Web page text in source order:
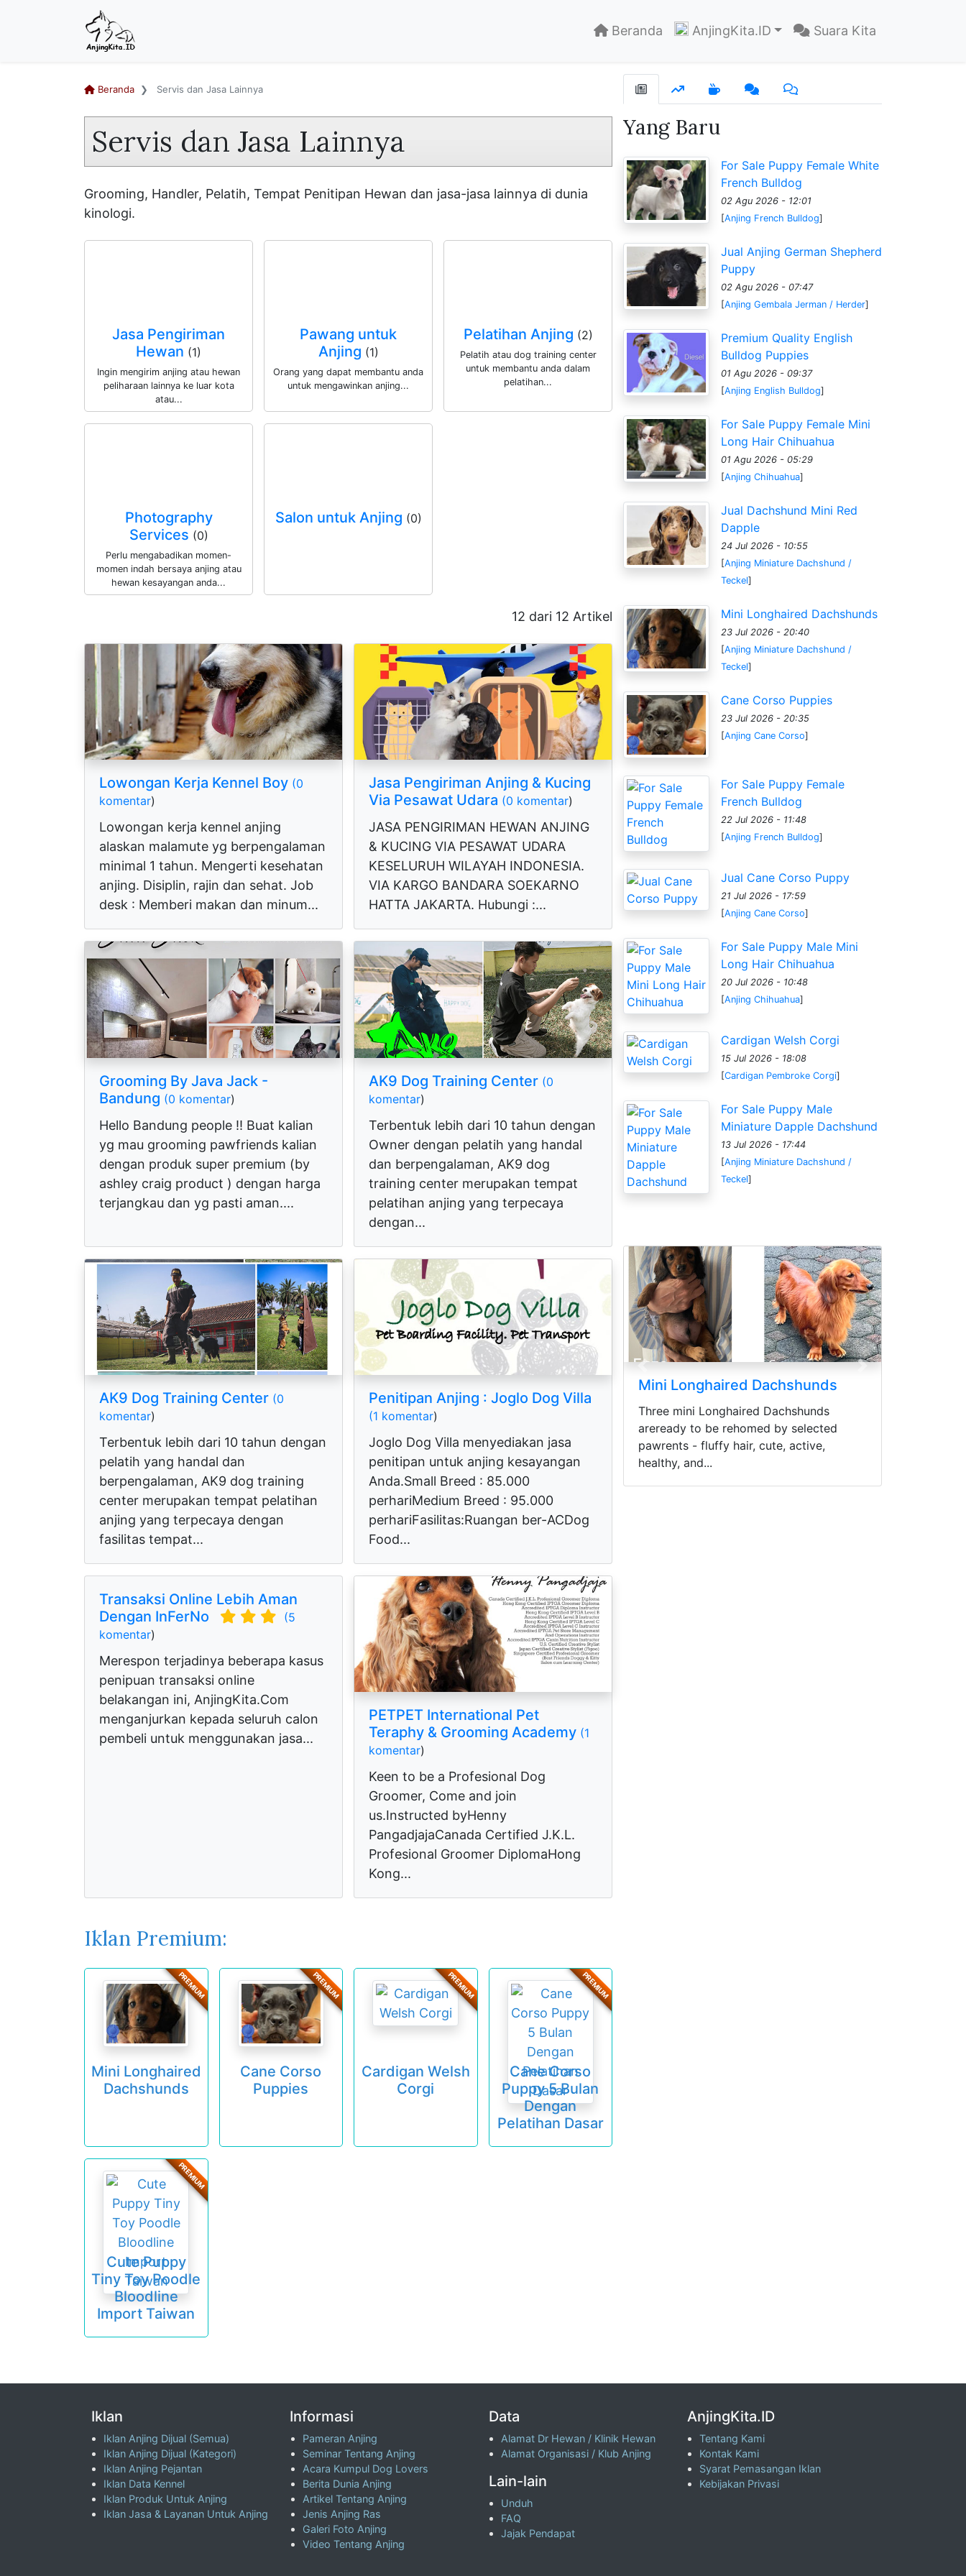
Beranda AnjingKita.ID Suara Kita
Beranda Servis dan Jasa Lainnya
Servis dan Jasa Lainnya
Grooming, Handler, Pelatih, Tempat Penitipan Hewan dan jasa-jasa lainnya di dunia
kinologi.
Jasa Pengiriman
Hewan (1)
Ingin mengirim anjing atau hewan
peliharaan lainnya ke luar kota
atau...
Pawang untuk
Anjing (1)
Orang yang dapat membantu anda
untuk mengawinkan anjing...
Pelatihan Anjing (2)
Pelatih atau dog training center
untuk membantu anda dalam
pelatihan...
Photography
Services (0)
Perlu mengabadikan momen-
momen indah bersaya anjing atau
hewan kesayangan anda...
Salon untuk Anjing (0)
12 dari 12 Artikel
Lowongan Kerja Kennel Boy (0
komentar)
Lowongan kerja kennel anjing
alaskan malamute yg berpengalaman
minimal 1 tahun. Mengerti kesehatan
anjing. Disiplin, rajin dan sehat. Job
desk : Memberi makan dan minum...
Jasa Pengiriman Anjing & Kucing
Via Pesawat Udara (0 komentar)
JASA PENGIRIMAN HEWAN ANJING
& KUCING VIA PESAWAT UDARA
KESELURUH WILAYAH INDONESIA.
VIA KARGO BANDARA SOEKARNO
HATTA JAKARTA. Hubungi :...
Grooming By Java Jack -
Bandung (0 komentar)
Hello Bandung people !! Buat kalian
yg mau grooming pawfriends kalian
dengan produk super premium (by
ashley craig product ) dengan harga
terjangkau dan yg pasti aman....
AK9 Dog Training Center (0
komentar)
Terbentuk lebih dari 10 tahun dengan
Owner dengan pelatih yang handal
dan berpengalaman, AK9 dog
training center merupakan tempat
pelatihan anjing yang terpecaya
dengan...
AK9 Dog Training Center (0
komentar)
Terbentuk lebih dari 10 tahun dengan
pelatih yang handal dan
berpengalaman, AK9 dog training
center merupakan tempat pelatihan
anjing yang terpecaya dengan
fasilitas tempat...
Penitipan Anjing : Joglo Dog Villa
(1 komentar)
Joglo Dog Villa menyediakan jasa
penitipan untuk anjing kesayangan
Anda.Small Breed : 85.000
perhariMedium Breed : 95.000
perhariFasilitas:Ruangan ber-ACDog
Food...
Transaksi Online Lebih Aman
Dengan InFerNo
(5
komentar)
Merespon terjadinya beberapa kasus
penipuan transaksi online
belakangan ini, AnjingKita.Com
menganjurkan kepada seluruh calon
pembeli untuk menggunakan jasa...
PETPET International Pet
Teraphy & Grooming Academy (1
komentar)
Keen to be a Profesional Dog
Groomer, Come and join
us.Instructed byHenny
PangadjajaCanada Certified J.K.L.
Profesional Groomer DiplomaHong
Kong...
Iklan Premium:
PREMIUM
Mini Longhaired
Dachshunds
PREMIUM
Cane Corso
Puppies
PREMIUM
Cardigan Welsh
Corgi
PREMIUM
Cane Corso
Puppy 5 Bulan
Dengan
Pelatihan Dasar
PREMIUM
Cute Puppy
Tiny Toy Poodle
Bloodline
Import Taiwan
Yang Baru
For Sale Puppy Female White
French Bulldog
02 Agu 2026 - 12:01
[Anjing French Bulldog]
Jual Anjing German Shepherd
Puppy
02 Agu 2026 - 07:47
[Anjing Gembala Jerman / Herder]
Premium Quality English
Bulldog Puppies
01 Agu 2026 - 09:37
[Anjing English Bulldog]
For Sale Puppy Female Mini
Long Hair Chihuahua
01 Agu 2026 - 05:29
[Anjing Chihuahua]
Jual Dachshund Mini Red
Dapple
24 Jul 2026 - 10:55
[Anjing Miniature Dachshund /
Teckel]
Mini Longhaired Dachshunds
23 Jul 2026 - 20:40
[Anjing Miniature Dachshund /
Teckel]
Cane Corso Puppies
23 Jul 2026 - 20:35
[Anjing Cane Corso]
For Sale Puppy Female
French Bulldog
22 Jul 2026 - 11:48
[Anjing French Bulldog]
Jual Cane Corso Puppy
21 Jul 2026 - 17:59
[Anjing Cane Corso]
For Sale Puppy Male Mini
Long Hair Chihuahua
20 Jul 2026 - 10:48
[Anjing Chihuahua]
Cardigan Welsh Corgi
15 Jul 2026 - 18:08
[Cardigan Pembroke Corgi]
For Sale Puppy Male
Miniature Dapple Dachshund
13 Jul 2026 - 17:44
[Anjing Miniature Dachshund /
Teckel]
Three mini Longhaired Dachshunds
pawrents - fluffy hair, cute, active,
healthy, and...
Cane Corso Puppies
READY CANE CORSO PUPPIES 3
MONTHS Price range (Harga bisa di
negosiasikan) Sudah Vaksin
pertamaWorming (Obat cacing) Flea
Previous
Iklan
Iklan Anjing Dijual (Semua)
Iklan Anjing Dijual (Kategori)
Iklan Anjing Pejantan
Iklan Data Kennel
Iklan Produk Untuk Anjing
Iklan Jasa & Layanan Untuk Anjing
Informasi
Pameran Anjing
Seminar Tentang Anjing
Acara Kumpul Dog Lovers
Berita Dunia Anjing
Artikel Tentang Anjing
Jenis Anjing Ras
Galeri Foto Anjing
Video Tentang Anjing
Data
Alamat Dr Hewan / Klinik Hewan
Alamat Organisasi / Klub Anjing
Lain-lain
Unduh
FAQ
Jajak Pendapat
AnjingKita.ID
Tentang Kami
Kontak Kami
Syarat Pemasangan Iklan
Kebijakan Privasi